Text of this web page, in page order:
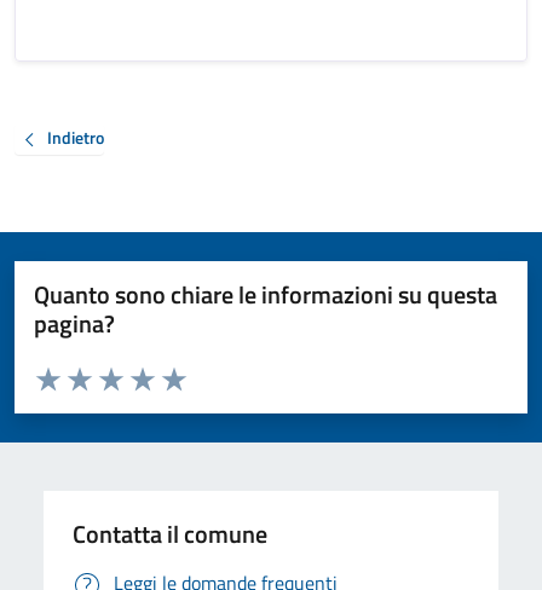
Indietro
Quanto sono chiare le informazioni su questa
pagina?
Valuta da 1 a 5 stelle la pagina
Valuta 5 stelle su 5
Valuta 4 stelle su 5
Valuta 3 stelle su 5
Valuta 2 stelle su 5
Valuta 1 stelle su 5
Contatta il comune
Leggi le domande frequenti